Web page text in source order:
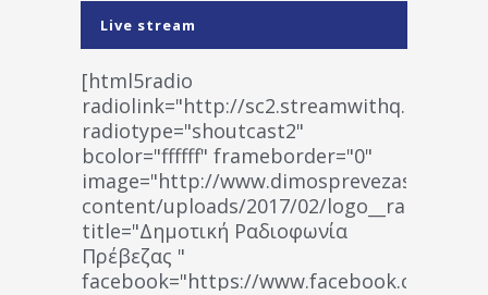
Live stream
[html5radio
radiolink="http://
radiotype="shoutcast2"
bcolor="ffffff" frameborder="0"
image="http://www.dimosprevezas.gr/wp-
content/uploads/2017/02/
title="Δημοτική Ραδιοφωνία
Πρέβεζας "
facebook="https://www.facebook.com/